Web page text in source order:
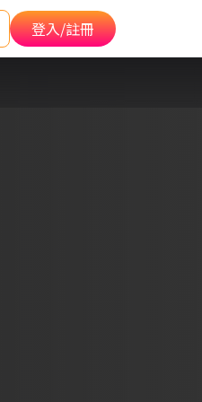
登入/註冊